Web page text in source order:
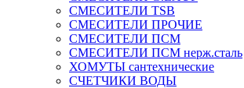
СМЕСИТЕЛИ TSB
СМЕСИТЕЛИ ПРОЧИЕ
СМЕСИТЕЛИ ПСМ
СМЕСИТЕЛИ ПСМ нерж.сталь
ХОМУТЫ сантехнические
СЧЕТЧИКИ ВОДЫ